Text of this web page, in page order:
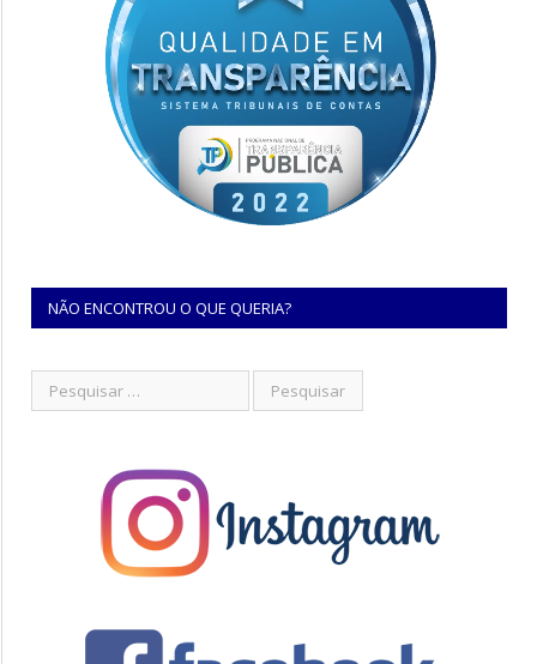
NÃO ENCONTROU O QUE QUERIA?